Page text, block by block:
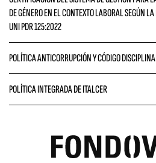
DE GÉNERO EN EL CONTEXTO LABORAL SEGÚN
UNI PDR 125:2022
POLÍTICA ANTICORRUPCIÓN Y CÓDIGO
POLÍTICA INTEGRADA DE ITALCER